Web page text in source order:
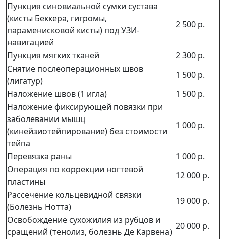
Пункция синовиальной сумки сустава
(кисты Беккера, гигромы,
параменисковой кисты) под УЗИ-
навигацией
2 500 р.
Пункция мягких тканей
2 300 р.
Снятие послеоперационных швов
(лигатур)
1 500 р.
Наложение швов (1 игла)
1 500 р.
Наложение фиксирующей повязки при
заболевании мышц
(кинейзиотейпирование) без стоимости
тейпа
1 000 р.
Перевязка раны
1 000 р.
Операция по коррекции ногтевой
пластины
12 000 р.
Рассечение кольцевидной связки
(Болезнь Нотта)
19 000 р.
Освобождение сухожилия из рубцов и
сращений (тенолиз, болезнь Де Карвена)
20 000 р.